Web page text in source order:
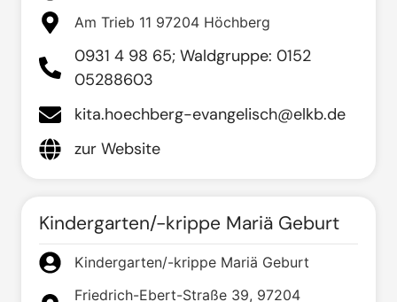
Am Trieb 11 97204 Höchberg
0931 4 98 65; Waldgruppe: 0152
05288603
kita.hoechberg-evangelisch@elkb.de
zur Website
Kindergarten/-krippe Mariä Geburt
Kindergarten/-krippe Mariä Geburt
Friedrich-Ebert-Straße 39, 97204